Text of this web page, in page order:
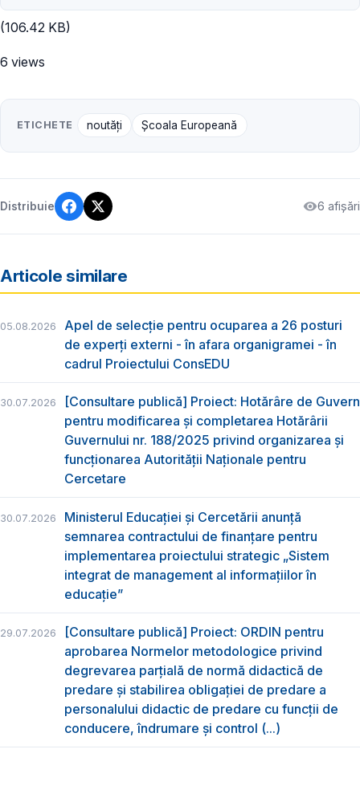
(106.42 KB)
6 views
ETICHETE noutăți Şcoala Europeană
Distribuie 6 afișări
Articole similare
05.08.2026
Apel de selecție pentru ocuparea a 26 posturi
de experți externi - în afara organigramei - în
cadrul Proiectului ConsEDU
30.07.2026
[Consultare publică] Proiect: Hotărâre de Guvern
pentru modificarea și completarea Hotărârii
Guvernului nr. 188/2025 privind organizarea şi
funcţionarea Autorităţii Naţionale pentru
Cercetare
30.07.2026
Ministerul Educației și Cercetării anunță
semnarea contractului de finanțare pentru
implementarea proiectului strategic „Sistem
integrat de management al informațiilor în
educație”
29.07.2026
[Consultare publică] Proiect: ORDIN pentru
aprobarea Normelor metodologice privind
degrevarea parțială de normă didactică de
predare şi stabilirea obligaţiei de predare a
personalului didactic de predare cu funcții de
conducere, îndrumare și control (...)